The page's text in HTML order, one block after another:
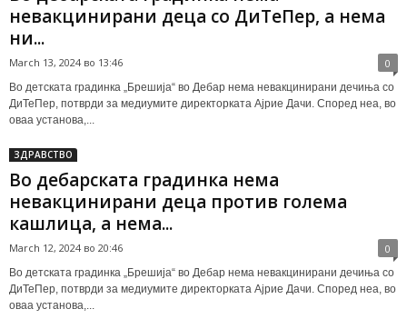
невакцинирани деца со ДиТеПер, а нема
ни...
March 13, 2024 во 13:46 0
Во детската градинка „Брешија“ во Дебар нема невакцинирани дечиња со
ДиТеПер, потврди за медиумите директорката Ајрие Дачи. Според неа, во
оваа установа,...
ЗДРАВСТВО
Во дебарската градинка нема
невакцинирани деца против голема
кашлица, а нема...
March 12, 2024 во 20:46 0
Во детската градинка „Брешија“ во Дебар нема невакцинирани дечиња со
ДиТеПер, потврди за медиумите директорката Ајрие Дачи. Според неа, во
оваа установа,...